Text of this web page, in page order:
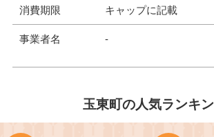
消費期限 キャップに記載
事業者名 -
玉東町の人気ランキ